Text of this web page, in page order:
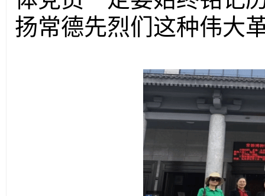
扬常德先烈们这种伟大